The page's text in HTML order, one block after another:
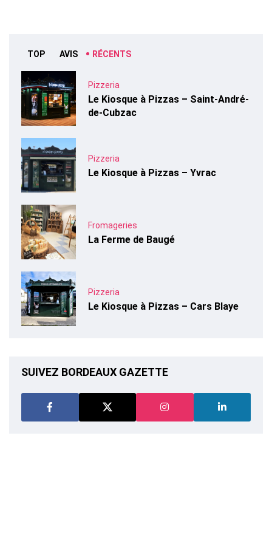
TOP AVIS RÉCENTS
Pizzeria
Le Kiosque à Pizzas – Saint-André-
de-Cubzac
Pizzeria
Le Kiosque à Pizzas – Yvrac
Fromageries
La Ferme de Baugé
Pizzeria
Le Kiosque à Pizzas – Cars Blaye
SUIVEZ BORDEAUX GAZETTE